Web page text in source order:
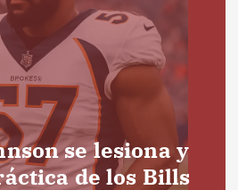
se lesiona y
de los Bills